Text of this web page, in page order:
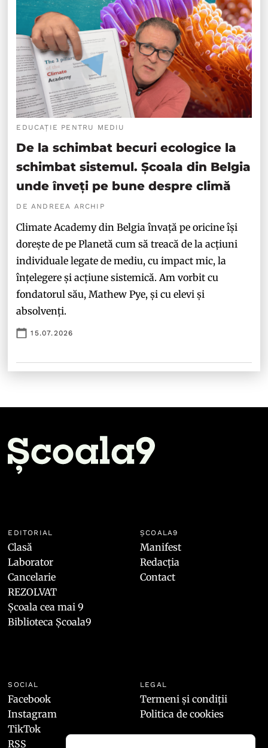
EDUCAȚIE PENTRU MEDIU
De la schimbat becuri ecologice la
schimbat sistemul. Școala din Belgia
unde înveți pe bune despre climă
DE ANDREEA ARCHIP
Climate Academy din Belgia învață pe oricine își
dorește de pe Planetă cum să treacă de la acțiuni
individuale legate de mediu, cu impact mic, la
înțelegere și acțiune sistemică. Am vorbit cu
fondatorul său, Mathew Pye, și cu elevi și
absolvenți.
15.07.2026
EDITORIAL
Clasă
Laborator
Cancelarie
REZOLVAT
Școala cea mai 9
Biblioteca Școala9
ȘCOALA9
Manifest
Redacția
Contact
SOCIAL
Facebook
Instagram
TikTok
RSS
LEGAL
Termeni și condiții
Politica de cookies